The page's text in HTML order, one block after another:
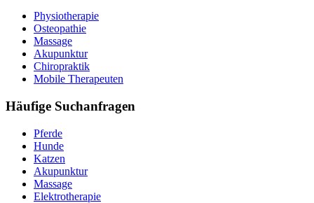
Physiotherapie
Osteopathie
Massage
Akupunktur
Chiropraktik
Mobile Therapeuten
Häufige Suchanfragen
Pferde
Hunde
Katzen
Akupunktur
Massage
Elektrotherapie